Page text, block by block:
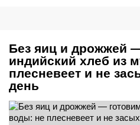
Без яиц и дрожжей
индийский хлеб из
плесневеет и не
день